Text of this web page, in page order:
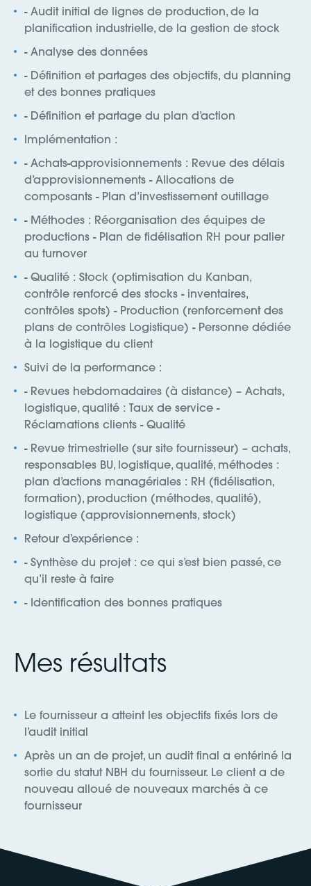
- Audit initial de lignes de production, de la
planification industrielle, de la gestion de stock
- Analyse des données
- Définition et partages des objectifs, du planning
et des bonnes pratiques
- Définition et partage du plan d’action
Implémentation :
- Achats-approvisionnements : Revue des délais
d’approvisionnements - Allocations de
composants - Plan d’investissement outillage
- Méthodes : Réorganisation des équipes de
productions - Plan de fidélisation RH pour palier
au turnover
- Qualité : Stock (optimisation du Kanban,
contrôle renforcé des stocks - inventaires,
contrôles spots) - Production (renforcement des
plans de contrôles Logistique) - Personne dédiée
à la logistique du client
Suivi de la performance :
- Revues hebdomadaires (à distance) – Achats,
logistique, qualité : Taux de service -
Réclamations clients - Qualité
- Revue trimestrielle (sur site fournisseur) – achats,
responsables BU, logistique, qualité, méthodes :
plan d’actions managériales : RH (fidélisation,
formation), production (méthodes, qualité),
logistique (approvisionnements, stock)
Retour d’expérience :
- Synthèse du projet : ce qui s’est bien passé, ce
qu’il reste à faire
- Identification des bonnes pratiques
Mes résultats
Le fournisseur a atteint les objectifs fixés lors de
l’audit initial
Après un an de projet, un audit final a entériné la
sortie du statut NBH du fournisseur. Le client a de
nouveau alloué de nouveaux marchés à ce
fournisseur